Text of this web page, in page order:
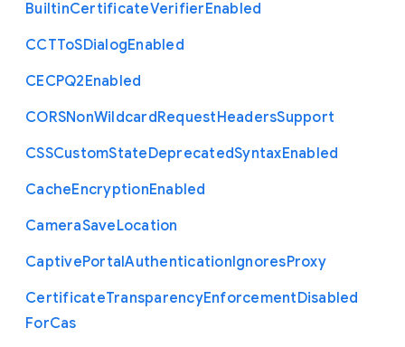
BuiltinCertificateVerifierEnabled
CCTToSDialogEnabled
CECPQ2Enabled
CORSNonWildcardRequestHeadersSupport
CSSCustomStateDeprecatedSyntaxEnabled
CacheEncryptionEnabled
CameraSaveLocation
CaptivePortalAuthenticationIgnoresProxy
CertificateTransparencyEnforcementDisabled
ForCas